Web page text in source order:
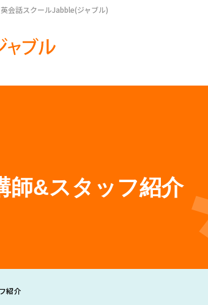
会話スクールJabble(ジャブル)
師&スタッフ紹介
紹介